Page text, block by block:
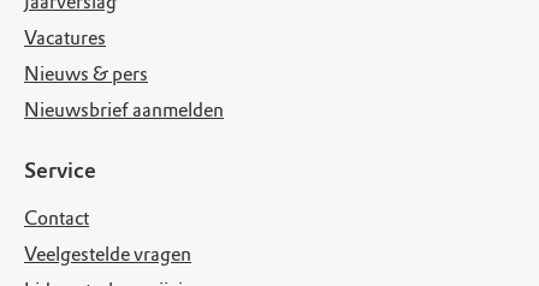
Vacatures
Nieuws & pers
Nieuwsbrief aanmelden
Service
Contact
Veelgestelde vragen